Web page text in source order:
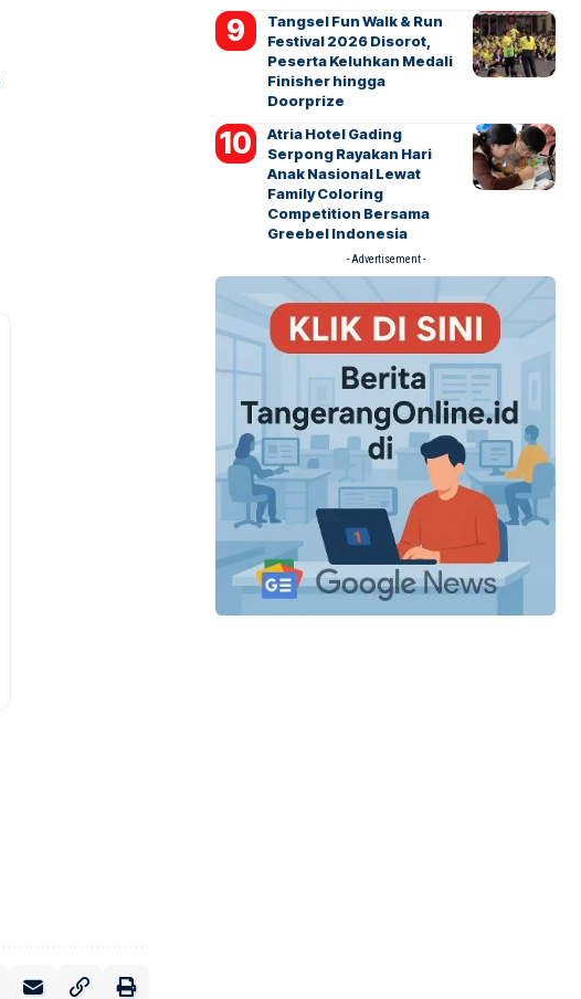
Tangsel Fun Walk & Run
Festival 2026 Disorot,
Peserta Keluhkan Medali
Finisher hingga
Doorprize
Atria Hotel Gading
Serpong Rayakan Hari
Anak Nasional Lewat
Family Coloring
Competition Bersama
Greebel Indonesia
- Advertisement -